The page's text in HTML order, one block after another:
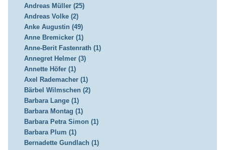
Andreas Müller (25)
Andreas Volke (2)
Anke Augustin (49)
Anne Bremicker (1)
Anne-Berit Fastenrath (1)
Annegret Helmer (3)
Annette Höfer (1)
Axel Rademacher (1)
Bärbel Wilmschen (2)
Barbara Lange (1)
Barbara Montag (1)
Barbara Petra Simon (1)
Barbara Plum (1)
Bernadette Gundlach (1)